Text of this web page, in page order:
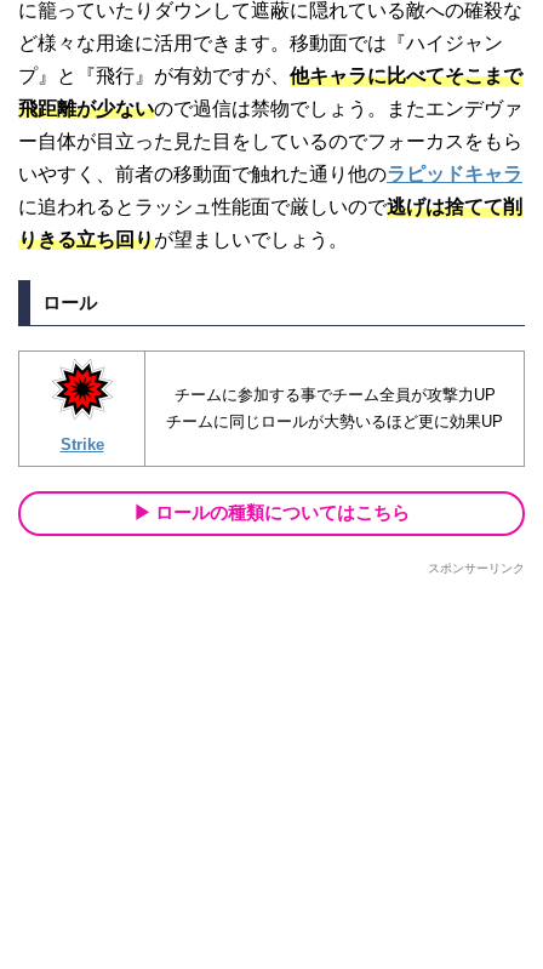
に籠っていたりダウンして遮蔽に隠れている敵への確殺な
ど様々な用途に活用できます。移動面では『ハイジャン
プ』と『飛行』が有効ですが、 他キャラに比べてそこまで
飛距離が少ないので過信は禁物でしょう。またエンデヴァ
ー自体が目立った見た目をしているのでフォーカスをもら
いやすく、前者の移動面で触れた通り他のラピッドキャラ
に追われるとラッシュ性能面で厳しいので逃げは捨てて削
りきる立ち回りが望ましいでしょう。
ロール
Strike
チームに参加する事でチーム全員が攻撃力UP
チームに同じロールが大勢いるほど更に効果UP
ロールの種類についてはこちら
スポンサーリンク